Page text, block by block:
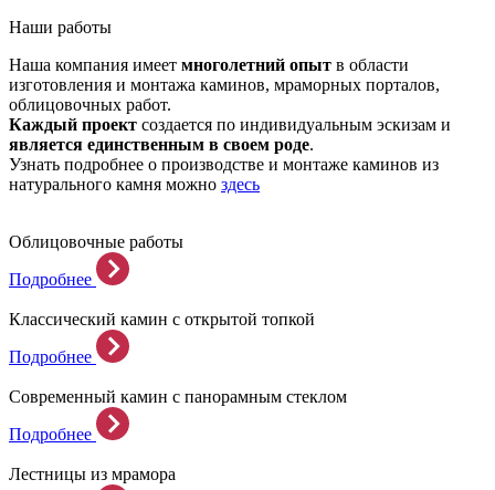
Наши работы
Наша компания имеет многолетний опыт в области
изготовления и монтажа каминов, мраморных порталов,
облицовочных работ.
Каждый проект создается по индивидуальным эскизам и
является единственным в своем роде.
Узнать подробнее о производстве и монтаже каминов из
натурального камня можно здесь
Облицовочные работы
Подробнее
Классический камин с открытой топкой
Подробнее
Современный камин с панорамным стеклом
Подробнее
Лестницы из мрамора